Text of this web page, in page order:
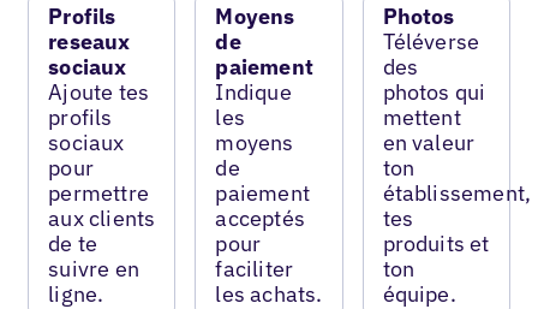
Profils
reseaux
sociaux
Ajoute tes
profils
sociaux
pour
permettre
aux clients
de te
suivre en
ligne.
Moyens
de
paiement
Indique
les
moyens
de
paiement
acceptés
pour
faciliter
les achats.
Photos
Téléverse
des
photos qui
mettent
en valeur
ton
établissement,
tes
produits et
ton
équipe.